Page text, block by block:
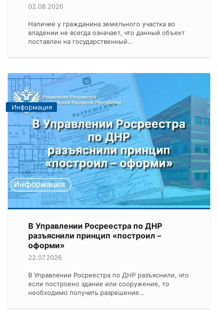
02.08.2026
Наличие у гражданина земельного участка во
владении не всегда означает, что данный объект
поставлен на государственный…
Информация
В Управлении Росреестра по ДНР
разъяснили принцип «построил –
оформи»
22.07.2026
В Управлении Росреестра по ДНР разъяснили, что
если построено здание или сооружение, то
необходимо получить разрешение…